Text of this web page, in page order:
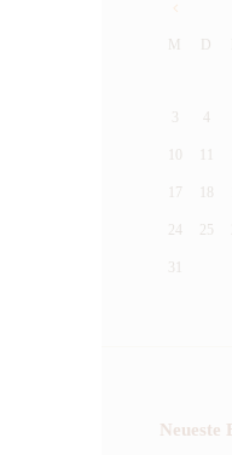
M D
4
17
24 25
Neueste